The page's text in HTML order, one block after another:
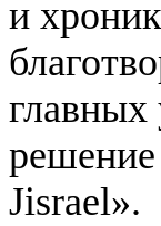
и
главных
решение
Jisrael».